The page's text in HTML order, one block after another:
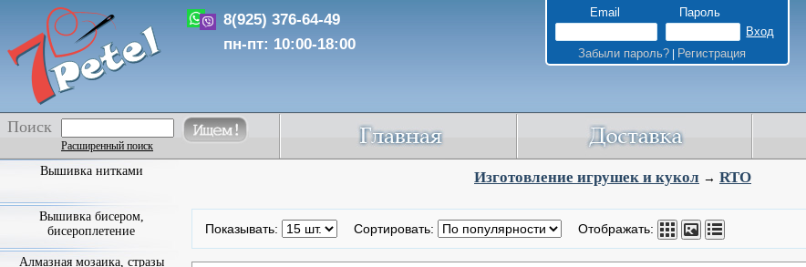
8(925) 376-64-49
пн-пт: 10:00-18:00
Email Пароль
Забыли пароль?| Регистрация
Поиск
Расширенный поиск
Изготовление игрушек и кукол → RTO
Показывать: Сортировать: Отображать:
Вышивка нитками
Вышивка бисером,
бисероплетение
Алмазная мозаика, стразы